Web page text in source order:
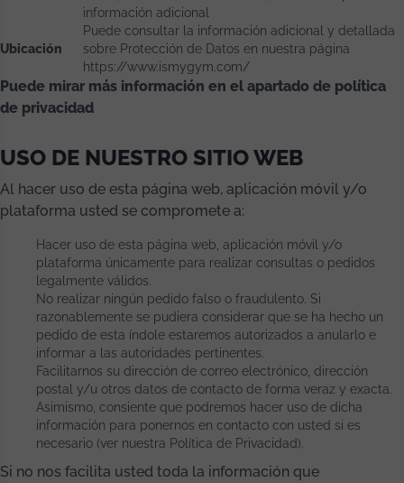
información adicional
Ubicación
Puede consultar la información adicional y detallada
sobre Protección de Datos en nuestra página
https://www.ismygym.com/
Puede mirar más información en el apartado de política
de privacidad
USO DE NUESTRO SITIO WEB
Al hacer uso de esta página web, aplicación móvil y/o
plataforma usted se compromete a:
Hacer uso de esta página web, aplicación móvil y/o
plataforma únicamente para realizar consultas o pedidos
legalmente válidos.
No realizar ningún pedido falso o fraudulento. Si
razonablemente se pudiera considerar que se ha hecho un
pedido de esta índole estaremos autorizados a anularlo e
informar a las autoridades pertinentes.
Facilitarnos su dirección de correo electrónico, dirección
postal y/u otros datos de contacto de forma veraz y exacta.
Asimismo, consiente que podremos hacer uso de dicha
información para ponernos en contacto con usted si es
necesario (ver nuestra Política de Privacidad).
Si no nos facilita usted toda la información que